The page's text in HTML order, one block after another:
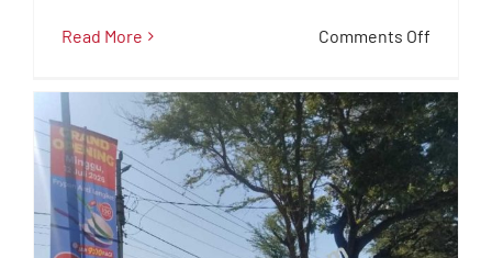
Read More Comments Off
Pasang
T
Banner
Umbul
Umbul
di
Cilacap